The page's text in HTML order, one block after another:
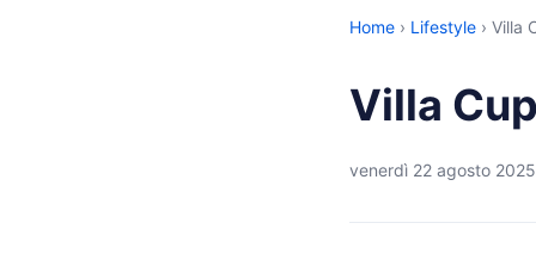
Home › Lifestyle › Villa
Villa
venerdì 22 agosto 2025